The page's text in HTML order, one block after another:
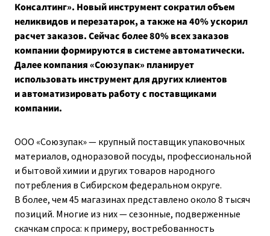
Консалтинг». Новый инструмент сократил объем
неликвидов и перезатарок, а также на 40% ускорил
расчет заказов. Сейчас более 80% всех заказов
компании формируются в системе автоматически.
Далее компания «Союзупак» планирует
использовать инструмент для других клиентов
и автоматизировать работу с поставщиками
компании.
ООО «Союзупак» — крупный поставщик упаковочных
материалов, одноразовой посуды, профессиональной
и бытовой химии и других товаров народного
потребления в Сибирском федеральном округе.
В более, чем 45 магазинах представлено около 8 тысяч
позиций. Многие из них — сезонные, подверженные
скачкам спроса: к примеру, востребованность